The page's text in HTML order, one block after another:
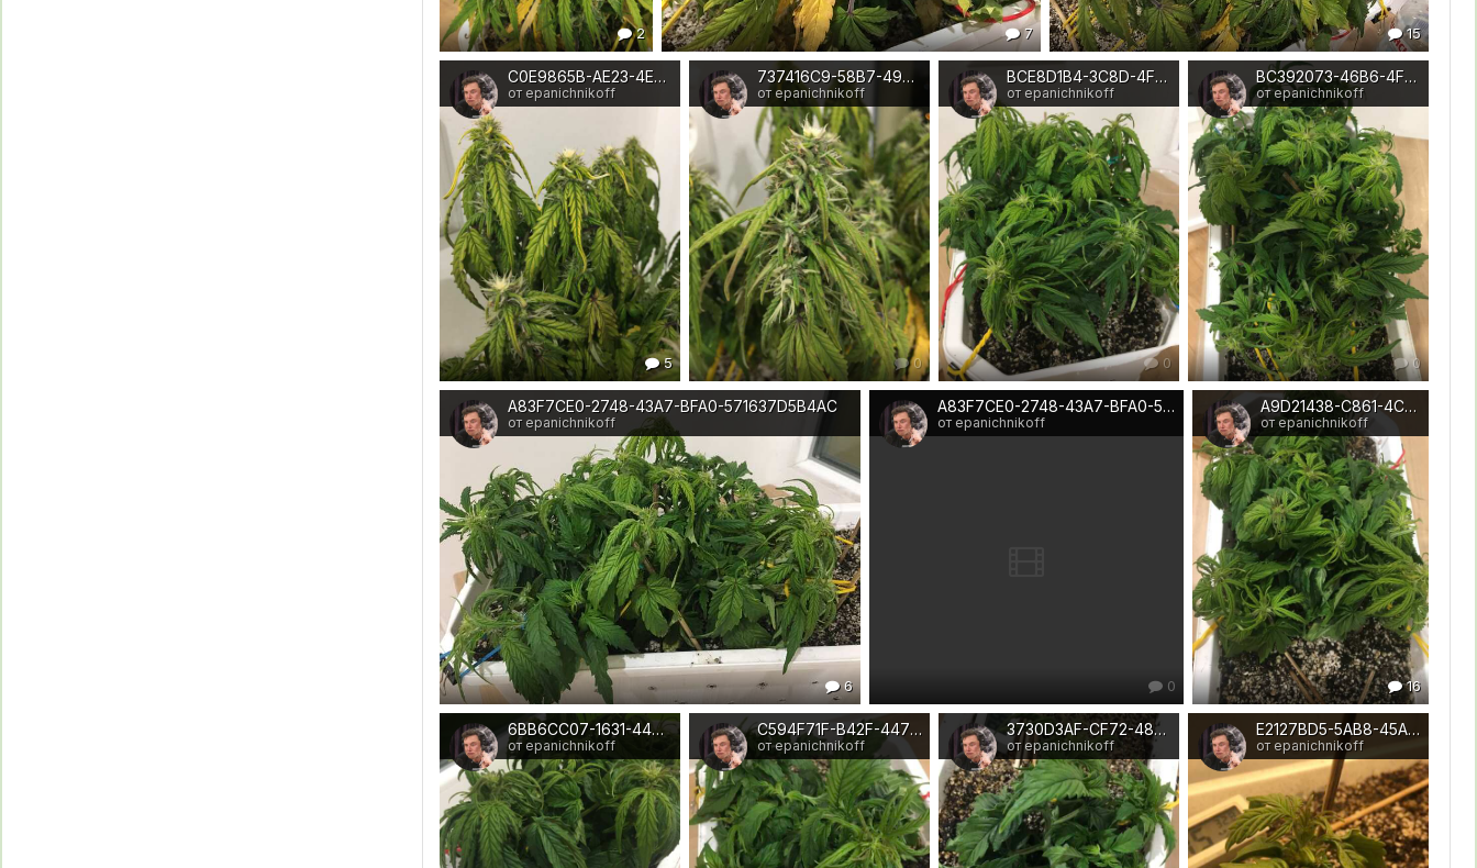
2 7 15
C0E9865B-AE23-4EEF-BF3B-620140031D79
от epanichnikoff
5
737416C9-58B7-4982-AEFC-BDE2449D1572
от epanichnikoff
0
BCE8D1B4-3C8D-4F15-92E0-5A9E4F51EF79
от epanichnikoff
0
BC392073-46B6-4F92-B739-9C84D6F33745
от epanichnikoff
0
A83F7CE0-2748-43A7-BFA0-571637D5B4AC
от epanichnikoff
6
A83F7CE0-2748-43A7-BFA0-571637D5B4AC
от epanichnikoff
0
A9D21438-C861-4C05-BC6D-262F36972CD3
от epanichnikoff
16
6BB6CC07-1631-4488-BFFB-E85BE2E5F49E
от epanichnikoff
C594F71F-B42F-4470-89DB-64B8A898FAB7
от epanichnikoff
3730D3AF-CF72-48A9-8D62-F100AB14BBF2
от epanichnikoff
E2127BD5-5AB8-45A1-BC35-01B5F039F2BA
от epanichnikoff